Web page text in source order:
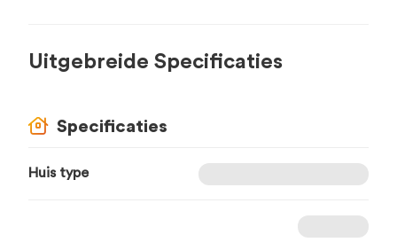
Uitgebreide Specificaties
Specificaties
Huis type